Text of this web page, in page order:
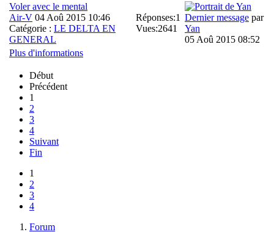
Plus d'informations
Voler avec le mental
Air-V 04 Aoû 2015 10:46
Catégorie : LE DELTA EN
GENERAL
Réponses:1
Vues:2641
Dernier message par
Yan
05 Aoû 2015 08:52
Début
Précédent
1
2
3
4
Suivant
Fin
1
2
3
4
Forum